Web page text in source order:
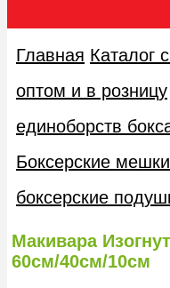
Главная Каталог
оптом и в розницу
единоборств
Боксерские
боксерские
Макивара
60см/40см/10см